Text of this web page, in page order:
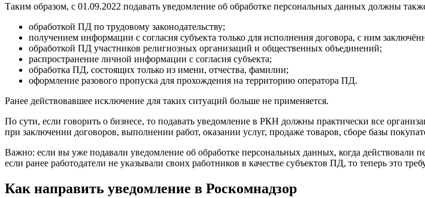
Таким образом, с 01.09.2022 подавать уведомление об обработке персональных данных должны
обработкой ПД по трудовому законодательству;
получением информации с согласия субъекта только для исполнения договора, с ним
обработкой ПД участников религиозных организаций и общественных объединений;
распространение личной информации с согласия субъекта;
обработка ПД, состоящих только из имени, отчества, фамилии;
оформление разового пропуска для прохождения на территорию оператора ПД.
Ранее действовавшее исключение для таких ситуаций больше не применяется.
По сути, если говорить о бизнесе, то подавать уведомление в РКН должны практически все
при заключении договоров, выполнении работ, оказании услуг, продаже товаров, сборе базы
Важно: если вы уже подавали уведомление об обработке персональных данных, когда действовали
если ранее работодатели не указывали своих работников в качестве субъектов ПД, то теперь это
Как направить уведомление в Роскомнадзор